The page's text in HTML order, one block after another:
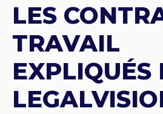
LES
TRAVAIL
EXPLIQUÉS